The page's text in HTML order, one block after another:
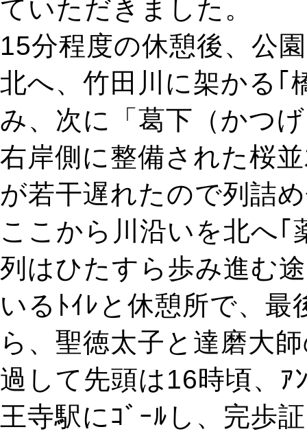
ていただきました。
15分程度の休憩後、公
北へ、竹田川に架かる｢
み、次に「葛下（かつ
右岸側に整備された桜
が若干遅れたので列詰
ここから川沿いを北へ｢
列はひたすら歩み進む
いるﾄｲﾚと休憩所で、
ら、聖徳太子と達磨大
過して先頭は16時頃、ｱ
王寺駅にｺﾞｰﾙし、完歩